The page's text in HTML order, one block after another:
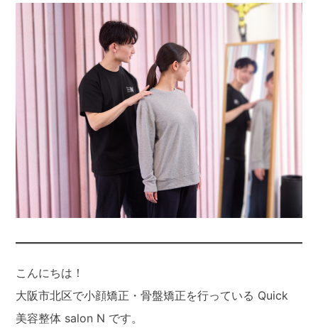
こんにちは！
大阪市北区で小顔矯正・骨盤矯正を行っている Quick
美容整体 salon N です。